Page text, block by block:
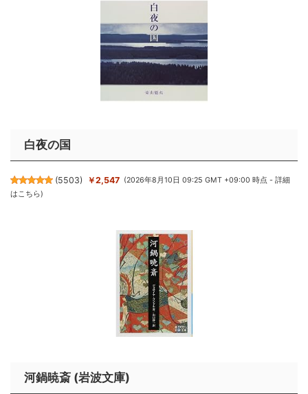
白夜の国
(5503) ￥2,547 (2026年8月10日 09:25 GMT +09:00 時点 -詳細
はこちら)
河鍋暁斎 (岩波文庫)